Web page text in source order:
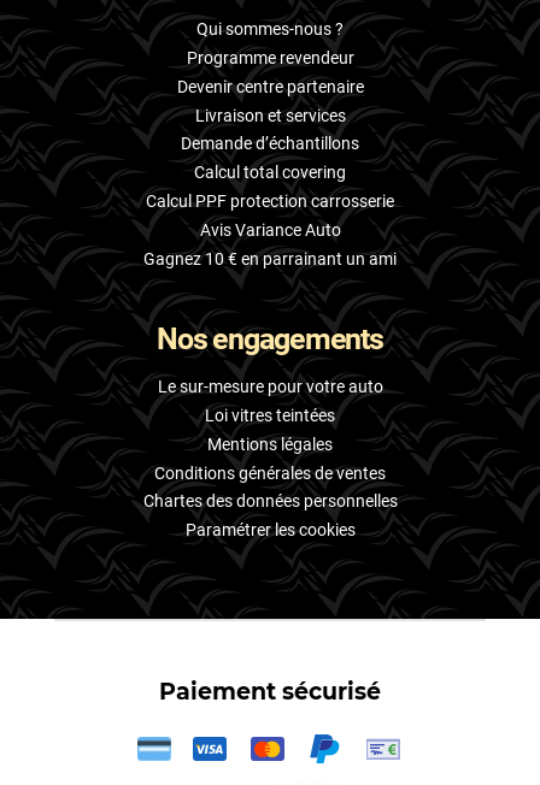
Qui sommes-nous ?
Programme revendeur
Devenir centre partenaire
Livraison et services
Demande d’échantillons
Calcul total covering
Calcul PPF protection carrosserie
Avis Variance Auto
Gagnez 10 € en parrainant un ami
Nos engagements
Le sur-mesure pour votre auto
Loi vitres teintées
Mentions légales
Conditions générales de ventes
Chartes des données personnelles
Paramétrer les cookies
Paiement sécurisé